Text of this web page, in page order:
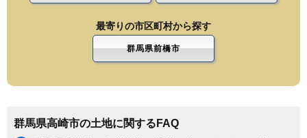
最寄りの市区町村から探す
群馬県前橋市
群馬県高崎市の土地に関するFAQ